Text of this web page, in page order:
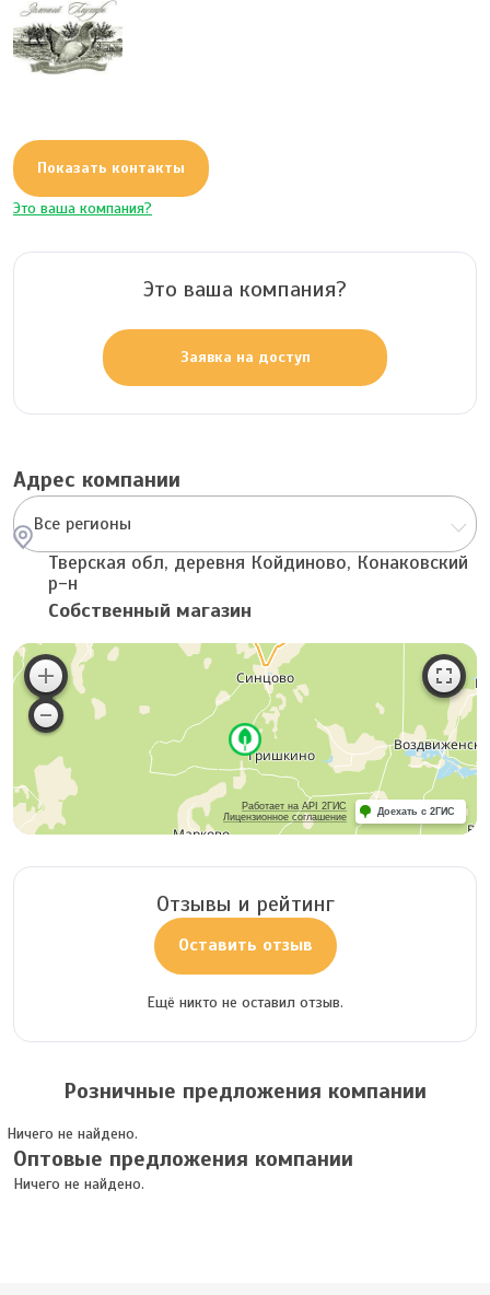
Показать контакты
Это ваша компания?
Это ваша компания?
Заявка на доступ
Адрес компании
Все регионы
Тверская обл, деревня Койдиново, Конаковский
р-н
Собственный магазин
Работает на API 2ГИС
Лицензионное соглашение
Доехать с 2ГИС
Отзывы и рейтинг
Оставить отзыв
Ещё никто не оставил отзыв.
Розничные предложения компании
Ничего не найдено.
Оптовые предложения компании
Ничего не найдено.